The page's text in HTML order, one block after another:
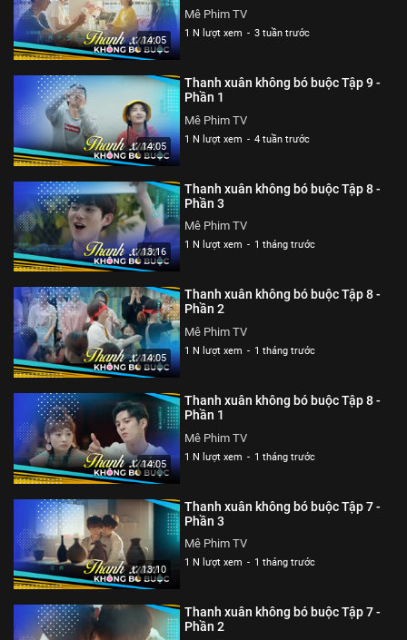
14:05
Mê Phim TV
1 N lượt xem - 3 tuần trước
14:05
Thanh xuân không bó buộc Tập 9 -
Phần 1
Mê Phim TV
1 N lượt xem - 4 tuần trước
13:16
Thanh xuân không bó buộc Tập 8 -
Phần 3
Mê Phim TV
1 N lượt xem - 1 tháng trước
14:05
Thanh xuân không bó buộc Tập 8 -
Phần 2
Mê Phim TV
1 N lượt xem - 1 tháng trước
14:05
Thanh xuân không bó buộc Tập 8 -
Phần 1
Mê Phim TV
1 N lượt xem - 1 tháng trước
13:10
Thanh xuân không bó buộc Tập 7 -
Phần 3
Mê Phim TV
1 N lượt xem - 1 tháng trước
Thanh xuân không bó buộc Tập 7 -
Phần 2